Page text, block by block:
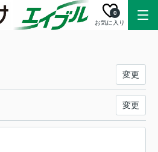
お気に入り
0
変更
変更